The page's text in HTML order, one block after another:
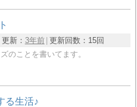
更新： 3年前 更新回数： 15回
のことを書いてます。
る生活♪